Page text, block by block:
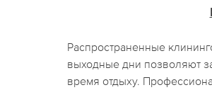
Распространенные
выходные дни позволяют
время отдыху.